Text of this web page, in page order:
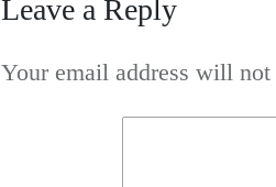
Leave a Reply
Your email address will not